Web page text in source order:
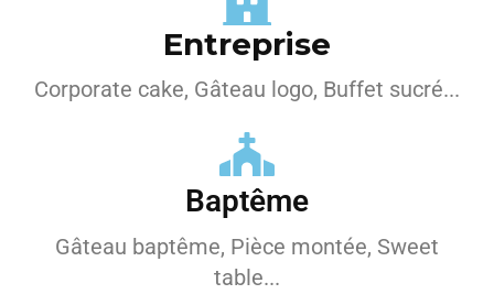
Entreprise
Corporate cake, Gâteau logo, Buffet sucré...
Baptême
Gâteau baptême, Pièce montée, Sweet
table...